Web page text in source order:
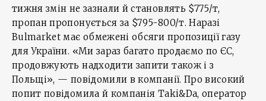
тижня змін не зазнали й становлять $775/т,
пропан пропонується за $795-800/т. Наразі
Bulmarket має обмежені обсяги пропозиції газу
для України. «Ми зараз багато продаємо по ЄС,
продовжують надходити запити також і з
Польщі», — повідомили в компанії. Про високий
попит повідомила й компанія Taki&Da, оператор